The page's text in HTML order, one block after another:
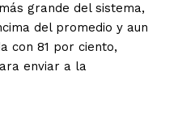
grande del sistema,
del promedio y aun
con 81 por ciento,
enviar a la